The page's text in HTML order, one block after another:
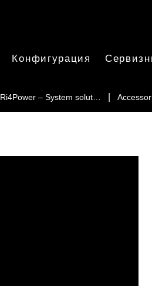
Ri4Power – System solut…
Конфигурация